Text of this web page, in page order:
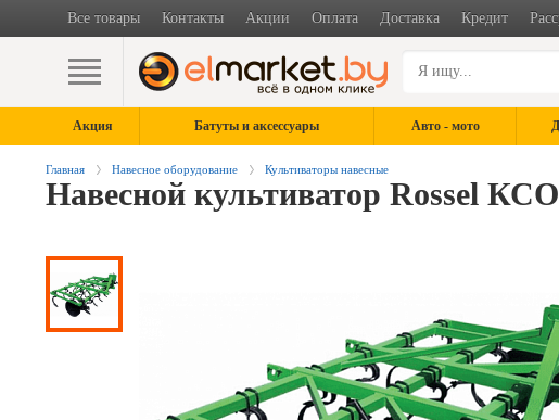
Все товары Контакты Акции Оплата Доставка Кредит
Акция Батуты и аксессуары Авто - мото
Главная Навесное оборудование Культиваторы навесные
Навесной культиватор Rossel